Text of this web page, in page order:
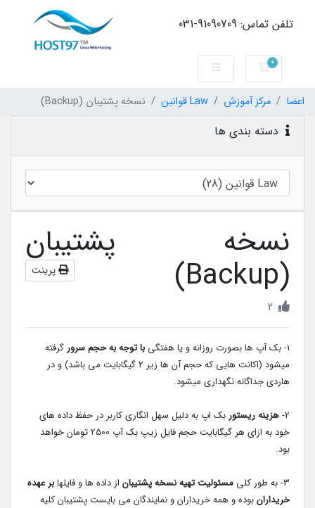
تلفن تماس: 91090709-031
0 کارت خرید
اعضا مرکز آموزش Law قوانین نسخه پشتیبان (Backup)
دسته بندی ها
نسخه پشتیبان
(Backup) پرینت
2
1- بک آپ ها بصورت روزانه و یا هفتگی با توجه به حجم سرور گرفته
میشود (اکانت هایی که حجم آن ها زیر 2 گیگابایت می باشد) و در
هاردی جداگانه نگهداری میشود.
2- هزینه ریستور بک اپ به دلیل سهل انگاری کاربر در حفظ داده های
خود به ازای هر گیگابایت حجم فایل زیپ بک آپ 2500 تومان خواهد
بود.
3- به طور کلی مسئولیت تهیه نسخه پشتیبان از داده ها و فایلهابر عهده
خریدارانبوده و همه خریداران و نمایندگان می بایست پشتیبان کلیه